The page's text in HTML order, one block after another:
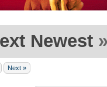
Newest
Next »